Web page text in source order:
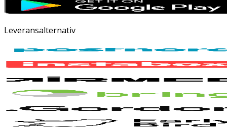
Leveransalternativ